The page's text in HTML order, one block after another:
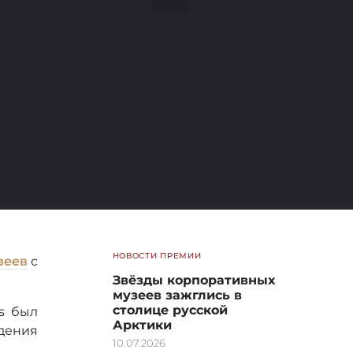
с
был
НОВОСТИ ПРЕМИИ
Звёзды корпоративных
музеев зажглись в
столице русской
Арктики
10.07.2026